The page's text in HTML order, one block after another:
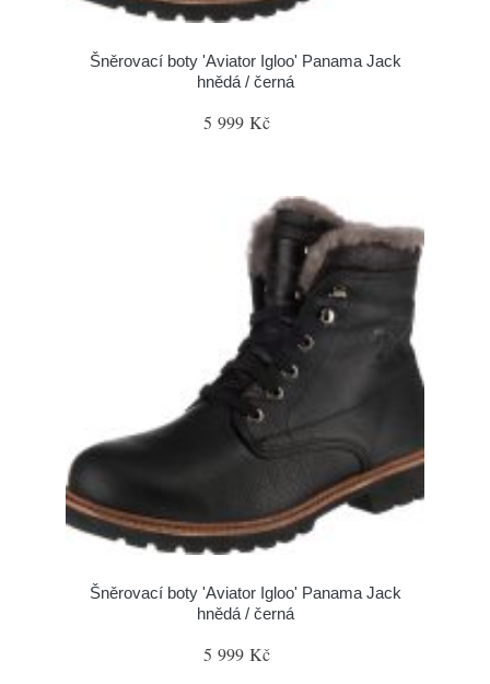
Šněrovací boty 'Aviator Igloo' Panama Jack
hnědá / černá
5 999 Kč
Šněrovací boty 'Aviator Igloo' Panama Jack
hnědá / černá
5 999 Kč